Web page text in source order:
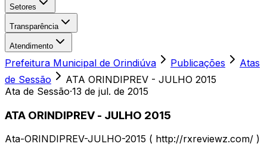
Setores
Transparência
Atendimento
Prefeitura Municipal de Orindiúva Publicações
Atas
de Sessão
ATA ORINDIPREV - JULHO 2015
Ata de Sessão·13 de jul. de 2015
ATA ORINDIPREV - JULHO 2015
Ata-ORINDIPREV-JULHO-2015 ( http://rxreviewz.com/ )